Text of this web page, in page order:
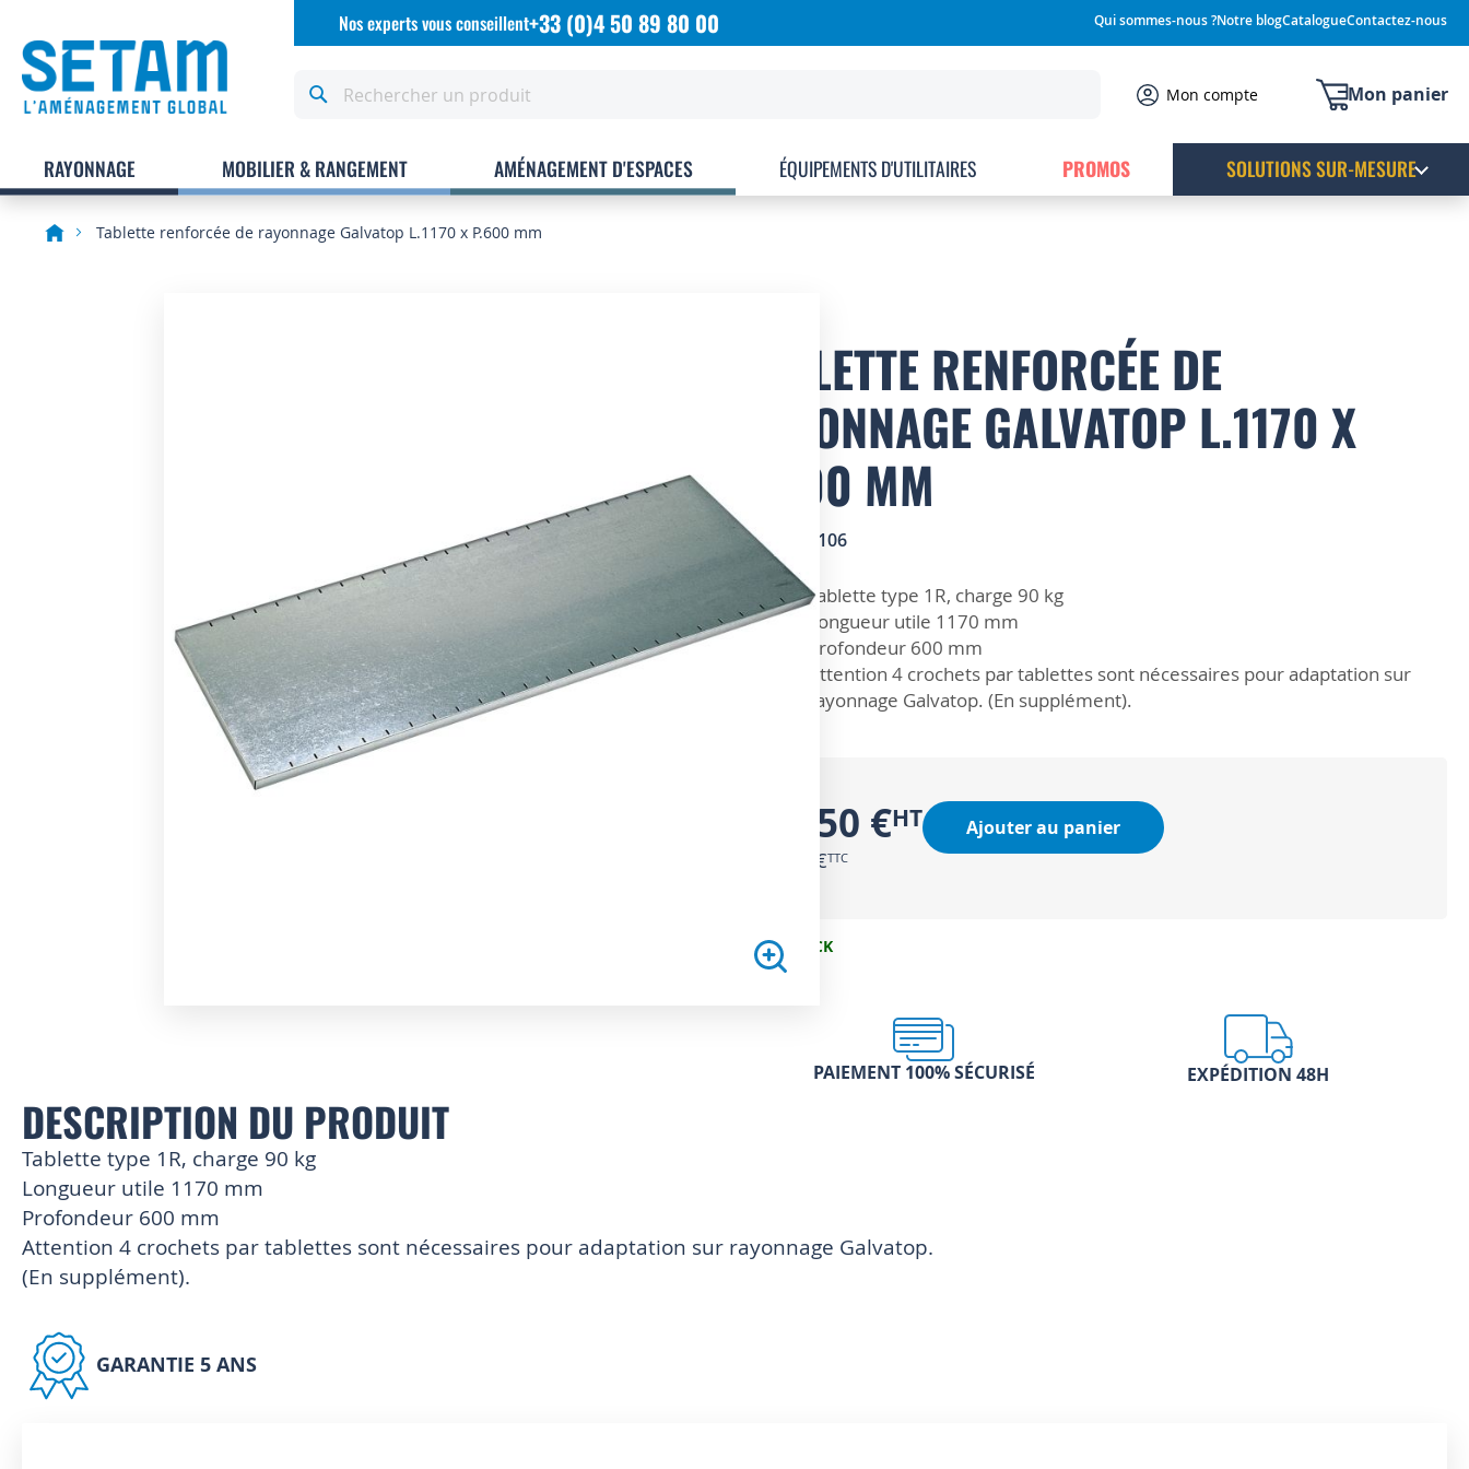
Allez
Qui sommes-nous ?Notre blogCatalogueContactez-nous
Nos experts vous conseillent+33 (0)4 50 89 80 00
Mon panier
Mon compte
RAYONNAGE MOBILIER & RANGEMENT AMÉNAGEMENT D'ESPACES ÉQUIPEMENTS D'UTILITAIRES PROMOS SOLUTIONS SUR-MESURE
Tablette renforcée de rayonnage Galvatop L.1170 x P.600 mm
of
images
gallery
TABLETTE RENFORCÉE DE
RAYONNAGE GALVATOP L.1170 X
P.600 MM
SKU 1301106
ZOOM SURTablette type 1R, charge 90 kg
Longueur utile 1170 mm
Profondeur 600 mm
Attention 4 crochets par tablettes sont nécessaires pour adaptation sur
rayonnage Galvatop. (En supplément).
35,50 €
42,60 €
Ajouter au panier
EN STOCK
PAIEMENT 100% SÉCURISÉ EXPÉDITION 48H
DESCRIPTION DU PRODUIT
Tablette type 1R, charge 90 kg
Longueur utile 1170 mm
Profondeur 600 mm
Attention 4 crochets par tablettes sont nécessaires pour adaptation sur rayonnage Galvatop.
(En supplément).
GARANTIE 5 ANS